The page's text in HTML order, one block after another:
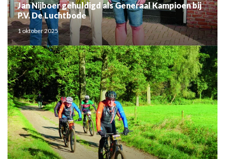
Jan Nijboer gehuldigd als Generaal Kampioen bij
P.V. De Luchtbode
1 oktober 2025